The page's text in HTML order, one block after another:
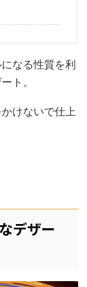
なる性質を利
ト。
けないで仕上
デザー